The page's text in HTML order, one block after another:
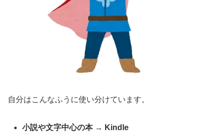
自分はこんなふうに使い分けています。
小説や文字中心の本 → Kindle